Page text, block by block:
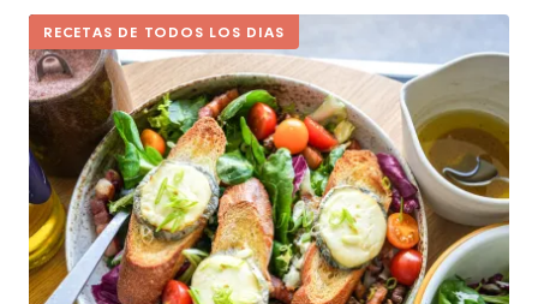
RECETAS DE TODOS LOS DIAS